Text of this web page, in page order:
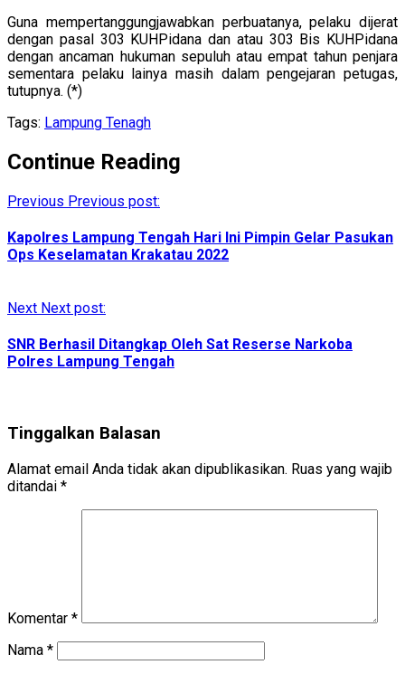
Guna mempertanggungjawabkan perbuatanya, pelaku dijerat
dengan pasal 303 KUHPidana dan atau 303 Bis KUHPidana
dengan ancaman hukuman sepuluh atau empat tahun penjara
sementara pelaku lainya masih dalam pengejaran petugas,
tutupnya. (*)
Tags: Lampung Tenagh
Continue Reading
Previous Previous post:
Kapolres Lampung Tengah Hari Ini Pimpin Gelar Pasukan
Ops Keselamatan Krakatau 2022
Next Next post:
SNR Berhasil Ditangkap Oleh Sat Reserse Narkoba
Polres Lampung Tengah
Tinggalkan Balasan
Alamat email Anda tidak akan dipublikasikan. Ruas yang wajib
ditandai *
Komentar *
Nama *